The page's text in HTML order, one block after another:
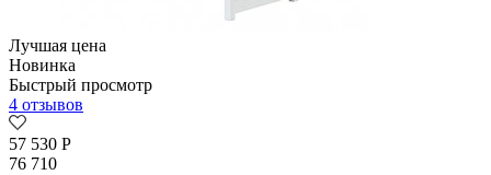
Лучшая цена
Новинка
Быстрый просмотр
4 отзывов
57 530 Р
76 710